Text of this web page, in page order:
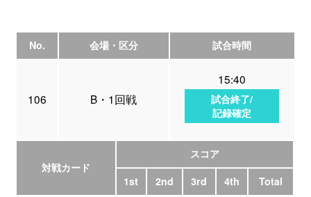
No. 会場・区分 試合時間
106 B・1回戦
15:40
試合終了/
記録確定
対戦カード
スコア
1st
2nd 3rd 4th Total